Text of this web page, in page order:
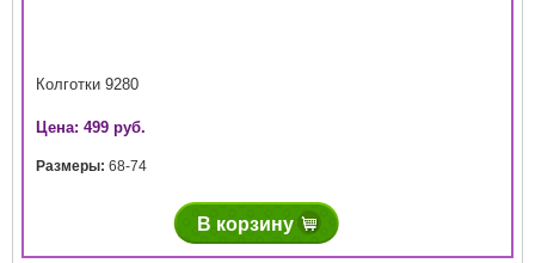
Колготки 9280
Цена: 499 руб.
Размеры: 68-74
В корзину